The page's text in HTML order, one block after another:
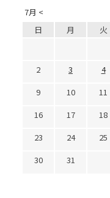
7月 <
日 月 火
2
3 4
9
10 11
16
17 18
23
24 25
30
31